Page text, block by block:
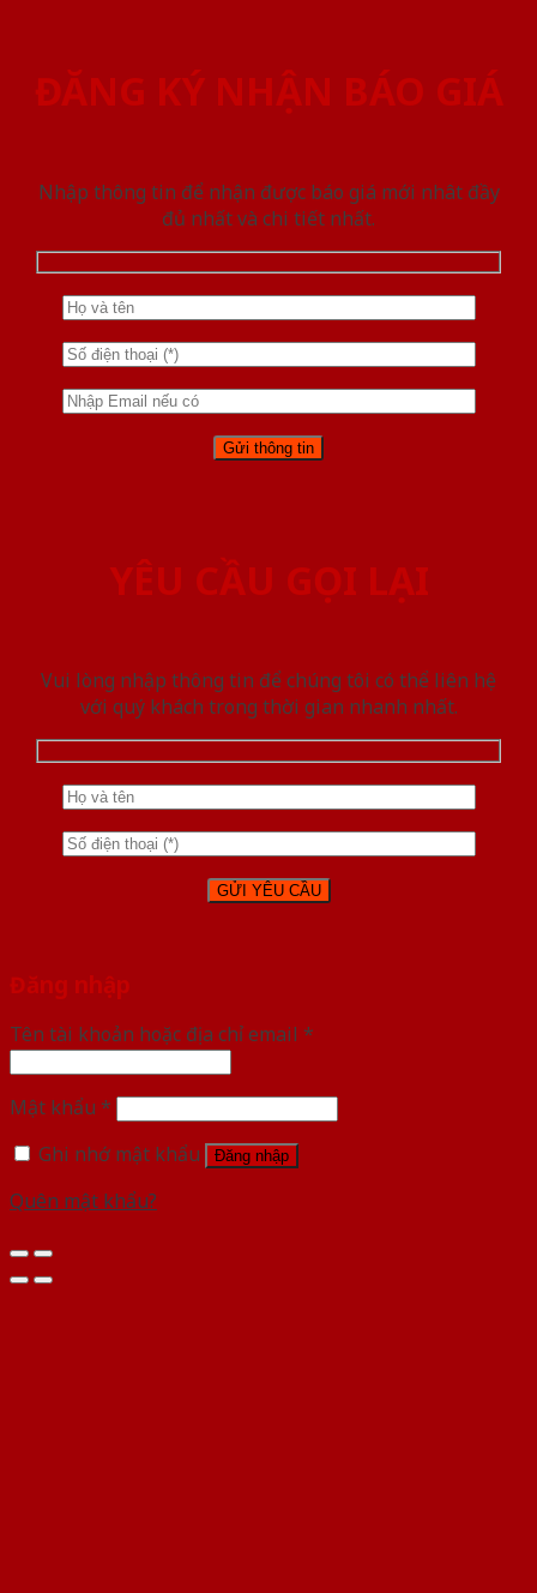
ĐĂNG KÝ NHẬN BÁO GIÁ
Nhập thông tin để nhận được báo giá mới nhât đầy
đủ nhất và chi tiết nhất.
YÊU CẦU GỌI LẠI
Vui lòng nhập thông tin để chúng tôi có thể liên hệ
với quý khách trong thời gian nhanh nhất.
Đăng nhập
Tên tài khoản hoặc địa chỉ email *
Mật khẩu *
Ghi nhớ mật khẩu
Đăng nhập
Quên mật khẩu?